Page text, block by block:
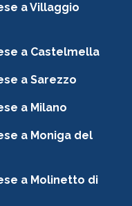
a Villaggio
a Castelmella
a Sarezzo
a Milano
a Moniga del
a Molinetto di